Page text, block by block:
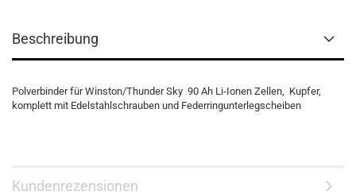
Beschreibung
Polverbinder für Winston/Thunder Sky 90 Ah Li-Ionen Zellen, Kupfer,
komplett mit Edelstahlschrauben und Federringunterlegscheiben
Kundenrezensionen